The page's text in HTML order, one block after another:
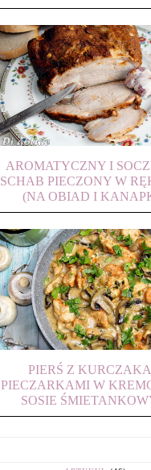
AROMATYCZNY I
SCHAB PIECZONY W
(NA OBIAD I
PIERŚ Z
PIECZARKAMI W
SOSIE